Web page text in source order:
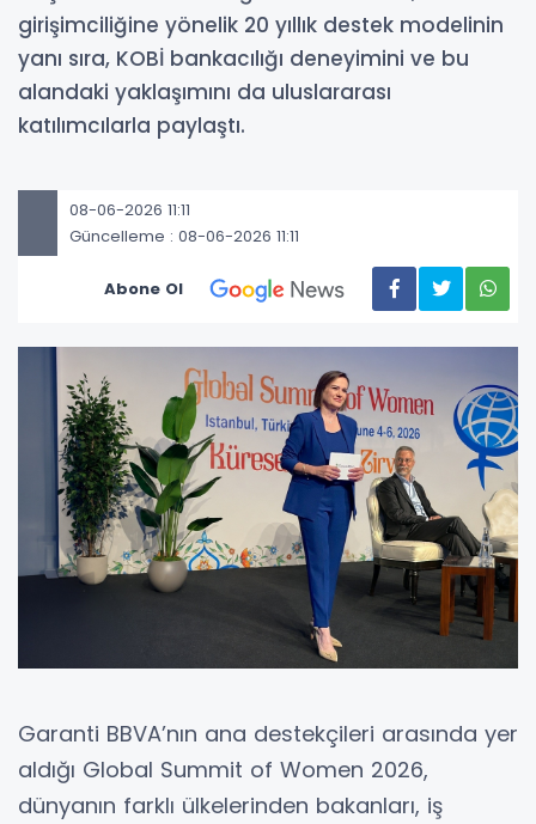
girişimciliğine yönelik 20 yıllık destek modelinin
yanı sıra, KOBİ bankacılığı deneyimini ve bu
alandaki yaklaşımını da uluslararası
katılımcılarla paylaştı.
08-06-2026 11:11
Güncelleme : 08-06-2026 11:11
Abone Ol
Garanti BBVA’nın ana destekçileri arasında yer
aldığı Global Summit of Women 2026,
dünyanın farklı ülkelerinden bakanları, iş